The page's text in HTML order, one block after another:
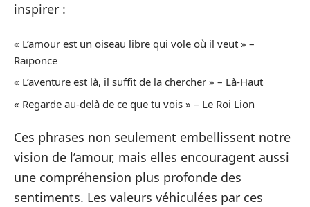
inspirer :
« L’amour est un oiseau libre qui vole où il veut » –
Raiponce
« L’aventure est là, il suffit de la chercher » – Là-Haut
« Regarde au-delà de ce que tu vois » – Le Roi Lion
Ces phrases non seulement embellissent notre
vision de l’amour, mais elles encouragent aussi
une compréhension plus profonde des
sentiments. Les valeurs véhiculées par ces